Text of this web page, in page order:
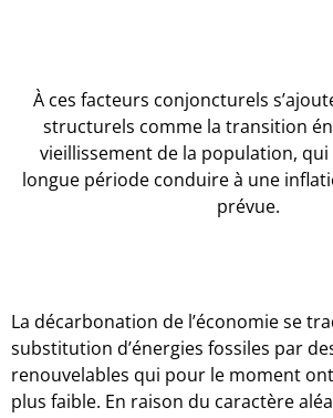
À ces facteurs conjoncturels
structurels comme la transition
vieillissement de la population,
longue période conduire à une
prévue.
La décarbonation de l’économie se
substitution d’énergies fossiles par
renouvelables qui pour le moment
plus faible. En raison du caractère